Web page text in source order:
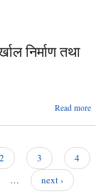
निर्माण तथा
Read more
2 3 4
…
next ›